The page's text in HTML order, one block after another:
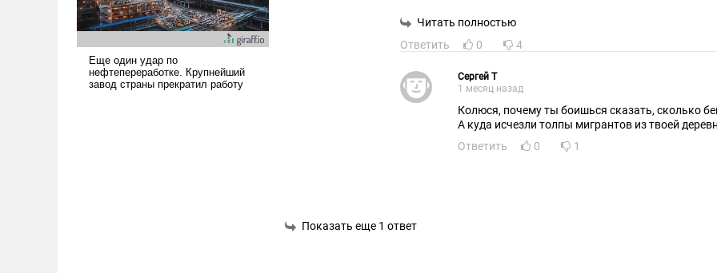
победы и уничтожения врага?"Если враг не сдается, его
Читать полностью
Ответить
0 4
Сергей Т
1 месяц назад
Колюся, почему ты боишься сказать, сколько
А куда исчезли толпы мигрантов из твоей
Ответить
0 1
Показать еще 1 ответ